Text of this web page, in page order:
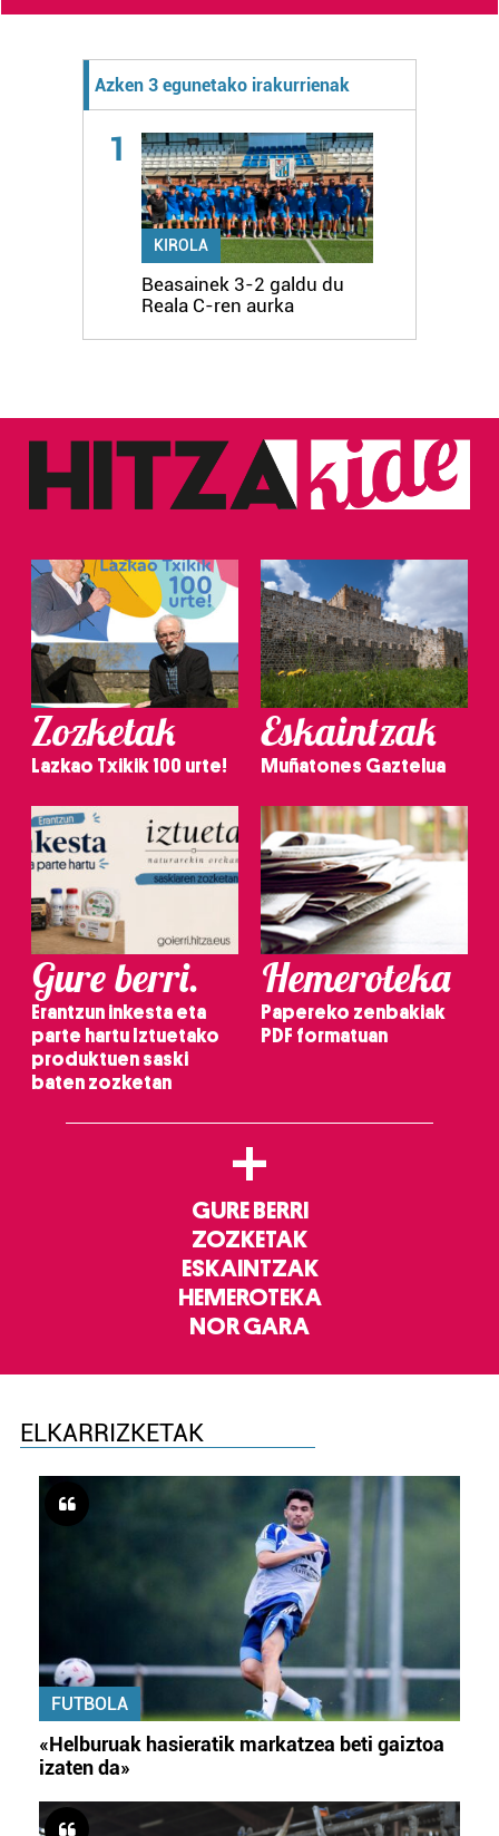
Azken 3 egunetako irakurrienak
1
KIROLA
Beasainek 3-2 galdu du
Reala C-ren aurka
Zozketak
Lazkao Txikik 100 urte!
Eskaintzak
Muñatones Gaztelua
Gure berri.
Erantzun inkesta eta
parte hartu Iztuetako
produktuen saski
baten zozketan
Hemeroteka
Papereko zenbakiak
PDF formatuan
+
GURE BERRI
ZOZKETAK
ESKAINTZAK
HEMEROTEKA
NOR GARA
ELKARRIZKETAK
FUTBOLA
«Helburuak hasieratik markatzea beti gaiztoa
izaten da»